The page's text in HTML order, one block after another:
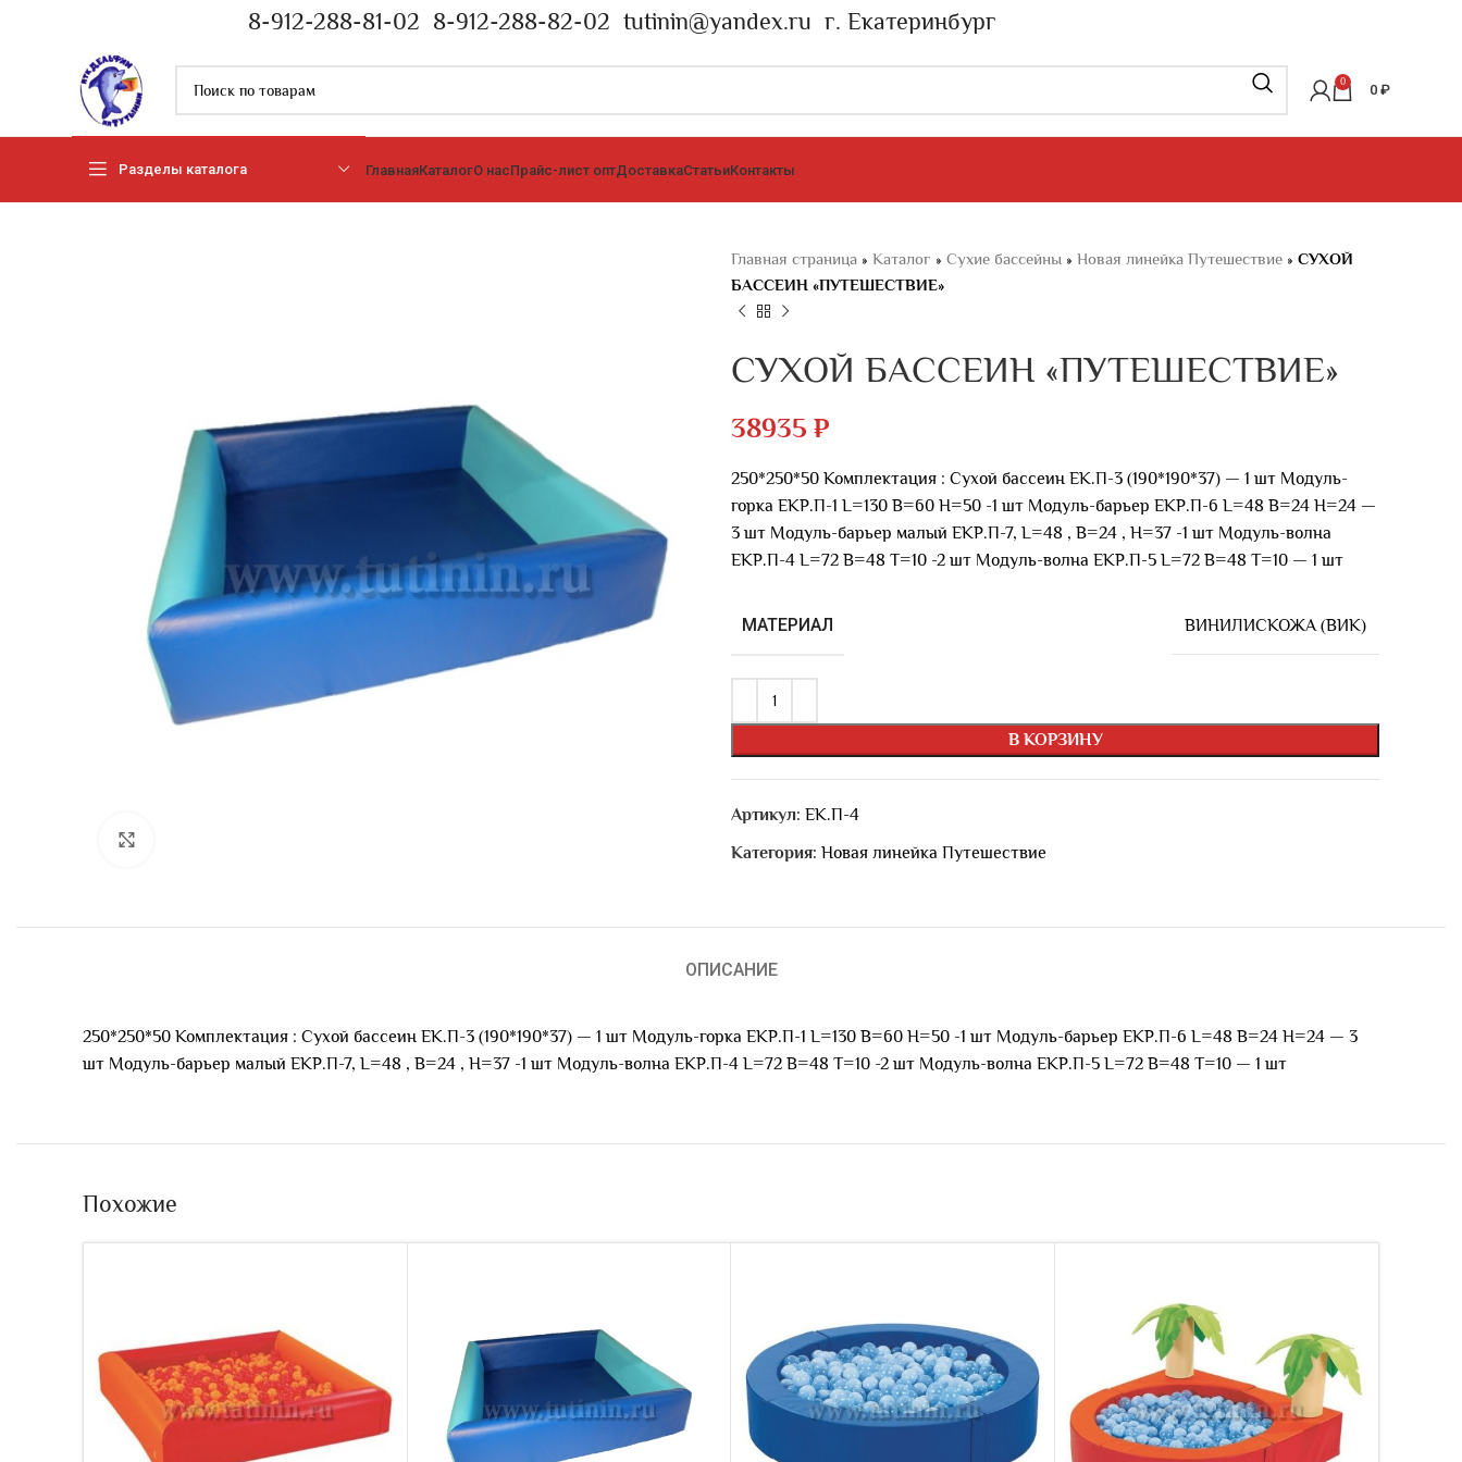
8-912-288-81-02 8-912-288-82-02 tutinin@yandex.ru г. Екатеринбург
0
0 ₽
Разделы каталога ГлавнаяКаталогО насПрайс-лист оптДоставкаСтатьиКонтакты
Главная страница » Каталог » Сухие бассейны » Новая линейка Путешествие » СУХОЙ
БАССЕИН «ПУТЕШЕСТВИЕ»
СУХОЙ БАССЕИН «ПУТЕШЕСТВИЕ»
38935 ₽
250*250*50 Комплектация : Сухой бассеин ЕК.П-3 (190*190*37) — 1 шт Модуль-
горка ЕКР.П-1 L=130 B=60 H=50 -1 шт Модуль-барьер ЕКР.П-6 L=48 B=24 H=24 —
3 шт Модуль-барьер малый ЕКР.П-7, L=48 , B=24 , H=37 -1 шт Модуль-волна
ЕКР.П-4 L=72 B=48 T=10 -2 шт Модуль-волна ЕКР.П-5 L=72 B=48 T=10 — 1 шт
МАТЕРИАЛ ВИНИЛИСКОЖА (ВИК)
В КОРЗИНУ
Артикул: ЕК.П-4
Категория: Новая линейка Путешествие
ОПИСАНИЕ
250*250*50 Комплектация : Сухой бассеин ЕК.П-3 (190*190*37) — 1 шт Модуль-горка ЕКР.П-1 L=130 B=60 H=50 -1 шт Модуль-барьер ЕКР.П-6 L=48 B=24 H=24 — 3
шт Модуль-барьер малый ЕКР.П-7, L=48 , B=24 , H=37 -1 шт Модуль-волна ЕКР.П-4 L=72 B=48 T=10 -2 шт Модуль-волна ЕКР.П-5 L=72 B=48 T=10 — 1 шт
Похожие